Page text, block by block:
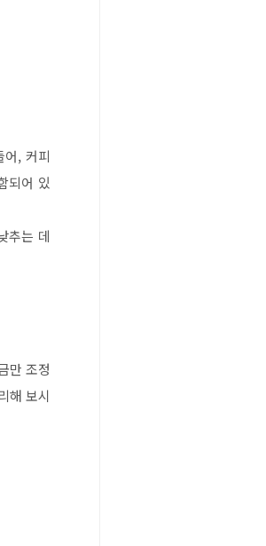
어, 커피
되어 있
추는 데
만 조정
해 보시